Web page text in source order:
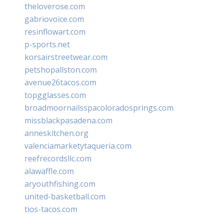
theloverose.com
gabriovoice.com
resinflowart.com
p-sports.net
korsairstreetwear.com
petshopallston.com
avenue26tacos.com
topgglasses.com
broadmoornailsspacoloradosprings.com
missblackpasadena.com
anneskitchen.org
valenciamarketytaqueria.com
reefrecordsllc.com
alawaffle.com
aryouthfishing.com
united-basketball.com
tios-tacos.com